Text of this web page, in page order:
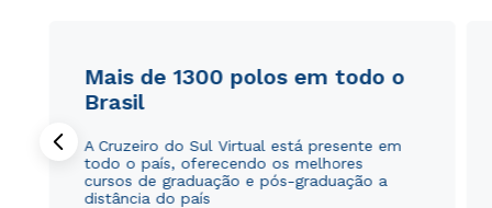
Mais de 1300 polos em todo o
Brasil
A Cruzeiro do Sul Virtual está presente em
todo o país, oferecendo os melhores
cursos de graduação e pós-graduação a
distância do país